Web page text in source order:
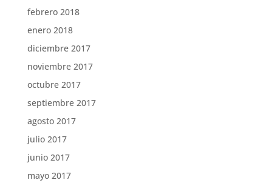
febrero 2018
enero 2018
diciembre 2017
noviembre 2017
octubre 2017
septiembre 2017
agosto 2017
julio 2017
junio 2017
mayo 2017